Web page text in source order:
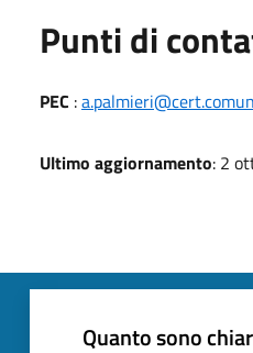
Punti di
PEC :
Ultimo aggiornamento: 2
Quanto sono